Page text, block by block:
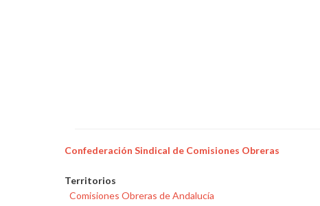
Confederación Sindical de Comisiones Obreras
Territorios
Comisiones Obreras de Andalucía